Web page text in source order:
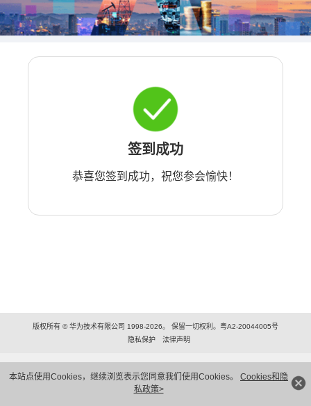
本站点使用Cookies，继续浏览表示您同意我们使用Cookies。 Cookies和隐
私政策>
签到成功
恭喜您签到成功，祝您参会愉快！
版权所有 © 华为技术有限公司 1998-2026。 保留一切权利。粤A2-20044005号
隐私保护
法律声明